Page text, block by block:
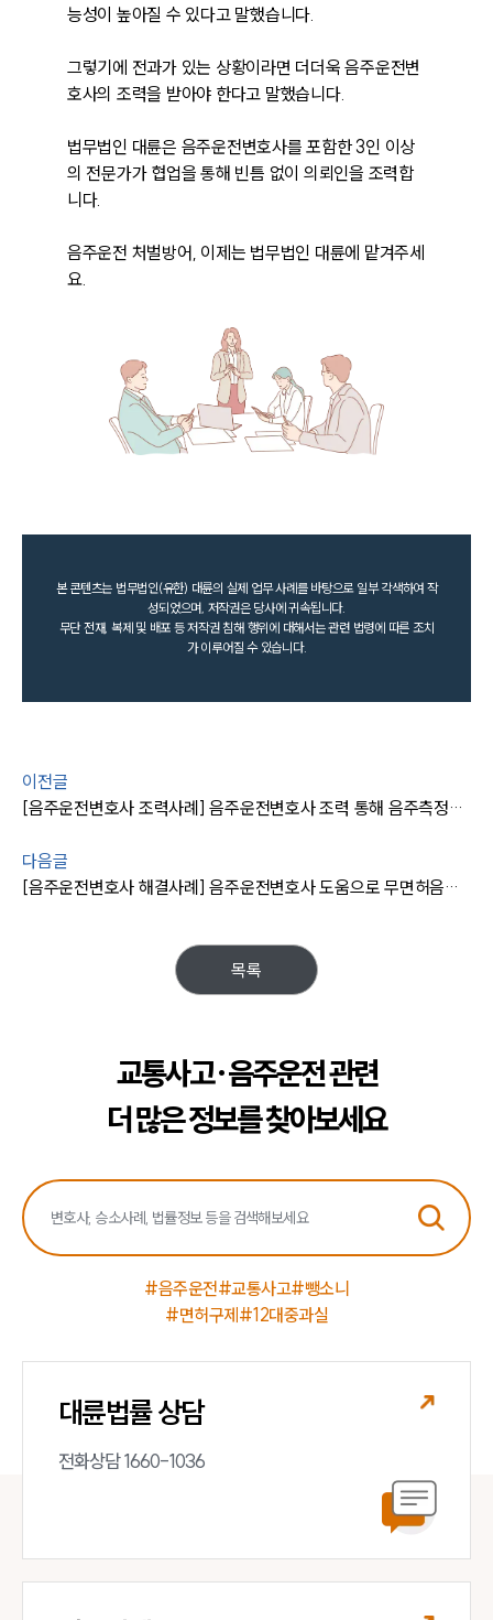
능성이 높아질 수 있다고 말했습니다.
그렇기에 전과가 있는 상황이라면 더더욱 음주운전변
호사의 조력을 받아야 한다고 말했습니다.
법무법인 대륜은 음주운전변호사를 포함한 3인 이상
의 전문가가 협업을 통해 빈틈 없이 의뢰인을 조력합
니다.
음주운전 처벌방어, 이제는 법무법인 대륜에 맡겨주세
요.
본 콘텐츠는 법무법인(유한) 대륜의 실제 업무 사례를 바탕으로 일부 각색하여 작
성되었으며, 저작권은 당사에 귀속됩니다.
무단 전재, 복제 및 배포 등 저작권 침해 행위에 대해서는 관련 법령에 따른 조치
가 이루어질 수 있습니다.
이전글
[음주운전변호사 조력사례] 음주운전변호사 조력 통해 음주측정거부, 집행유예 받아냄
다음글
[음주운전변호사 해결사례] 음주운전변호사 도움으로 무면허음주운전 벌금형 방어 성공
목록
교통사고·음주운전 관련
더 많은 정보를 찾아보세요
#음주운전#교통사고#뺑소니
#면허구제#12대중과실
대륜법률 상담
전화상담 1660-1036